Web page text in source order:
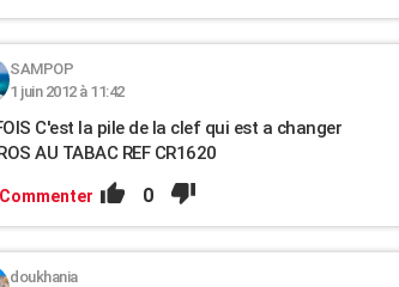
SAMPOP
1 juin 2012 à 11:42
C'est la pile de la clef qui est a changer
AU TABAC REF CR1620
Commenter 0
doukhania